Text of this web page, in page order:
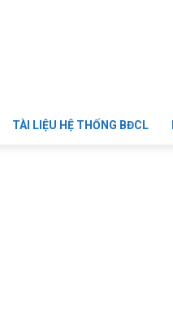
TÀI LIỆU HỆ THỐNG BĐCL